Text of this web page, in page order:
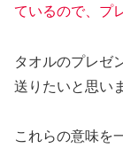
ているので、プ
タオルのプレゼ
送りたいと思い
これらの意味を